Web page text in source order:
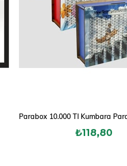
₺118,80